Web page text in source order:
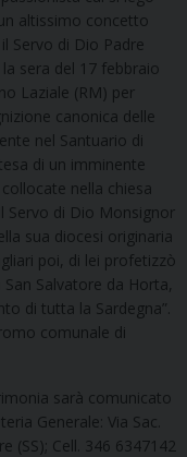
altissimo concetto
Servo di Dio Padre
sera del 17 febbraio
Laziale (RM) per
canonica delle
nel Santuario di
di un imminente
nella chiesa
Servo di Dio Monsignor
sua diocesi originaria
poi, di lei profetizzò
San Salvatore da Horta,
di tutta la Sardegna”.
comunale di
sarà comunicato
Generale: Via Sac.
(SS); Cell. 346 6347142